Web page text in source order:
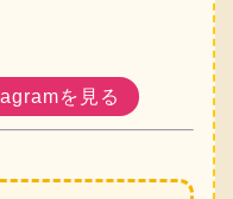
を見る